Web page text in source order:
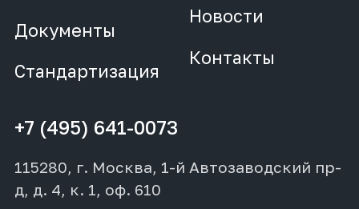
Документы
Стандартизация
Новости
Контакты
+7 (495) 641-0073
115280, г. Москва, 1-й Автозаводский пр-
д, д. 4, к. 1, оф. 610